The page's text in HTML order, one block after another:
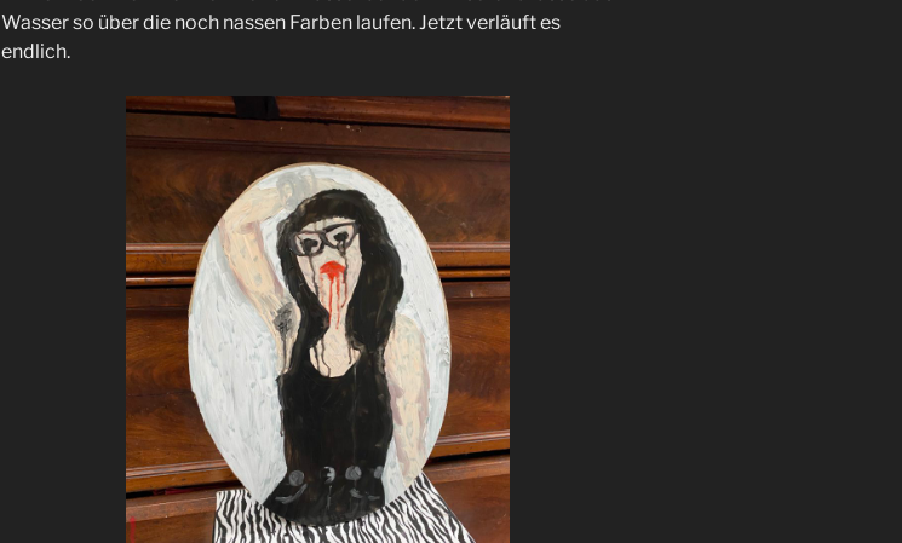
Wasser so über die noch nassen Farben laufen. Jetzt verläuft es
endlich.